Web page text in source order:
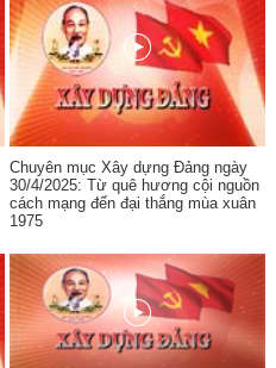
Chuyên mục Xây dựng Đảng ngày
30/4/2025: Từ quê hương cội nguồn
cách mạng đến đại thắng mùa xuân
1975